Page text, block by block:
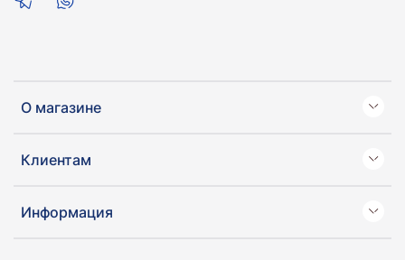
О магазине
Клиентам
Информация